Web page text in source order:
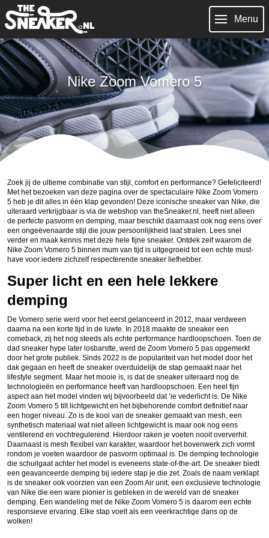
Menu
Nike Zoom Vomero 5
Zoek jij de ultieme combinatie van stijl, comfort en performance? Gefeliciteerd!
Met het bezoeken van deze pagina over de spectaculaire Nike Zoom Vomero
5 heb je dit alles in één klap gevonden! Deze iconische sneaker van Nike, die
uiteraard verkrijgbaar is via de webshop van theSneaker.nl, heeft niet alleen
de perfecte pasvorm en demping, maar beschikt daarnaast ook nog eens over
een ongeëvenaarde stijl die jouw persoonlijkheid laat stralen. Lees snel
verder en maak kennis met deze hele fijne sneaker. Ontdek zelf waarom de
Nike Zoom Vomero 5 binnen mum van tijd is uitgegroeid tot een echte must-
have voor iedere zichzelf respecterende sneaker liefhebber.
Super licht en een hele lekkere
demping
De Vomero serie werd voor het eerst gelanceerd in 2012, maar verdween
daarna na een korte tijd in de luwte. In 2018 maakte de sneaker een
comeback, zij het nog steeds als echte performance hardloopschoen. Toen de
dad sneaker hype later losbarstte, werd de Zoom Vomero 5 pas opgemerkt
door het grote publiek. Sinds 2022 is de populariteit van het model door het
dak gegaan en heeft de sneaker overduidelijk de stap gemaakt naar het
lifestyle segment. Maar het mooie is, is dat de sneaker uiteraard nog de
technologieën en performance heeft van hardloopschoen. Een heel fijn
aspect aan het model vinden wij bijvoorbeeld dat ‘ie vederlicht is. De Nike
Zoom Vomero 5 tilt lichtgewicht en het bijbehorende comfort definitief naar
een hoger niveau. Zo is de kooi van de sneaker gemaakt van mesh, een
synthetisch materiaal wat niet alleen lichtgewicht is maar ook nog eens
ventilerend en vochtregulerend. Hierdoor raken je voeten nooit oververhit.
Daarnaast is mesh flexibel van karakter, waardoor het bovenwerk zich vormt
rondom je voeten waardoor de pasvorm optimaal is. De demping technologie
die schuilgaat achter het model is eveneens state-of-the-art. De sneaker biedt
een geavanceerde demping bij iedere stap je die zet. Zoals de naam verklapt
is de sneaker ook voorzien van een Zoom Air unit, een exclusieve technologie
van Nike die een ware pionier is gebleken in de wereld van de sneaker
demping. Een wandeling met de Nike Zoom Vomero 5 is daarom een echte
responsieve ervaring. Elke stap voelt als een veerkrachtige dans op de
wolken!